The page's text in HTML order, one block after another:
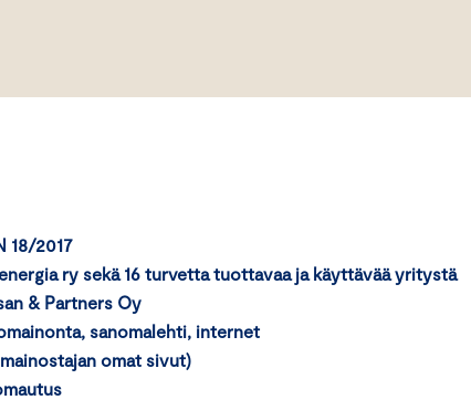
2017
ry sekä 16 turvetta tuottavaa ja käyttävää yritystä
& Partners Oy
sanomalehti, internet
omat sivut)